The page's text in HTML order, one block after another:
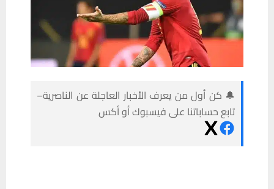
🔔 كن أول من يعرف الأخبار العاجلة عن الناصرية–
تابع حساباتنا على فيسبوك أو أكس